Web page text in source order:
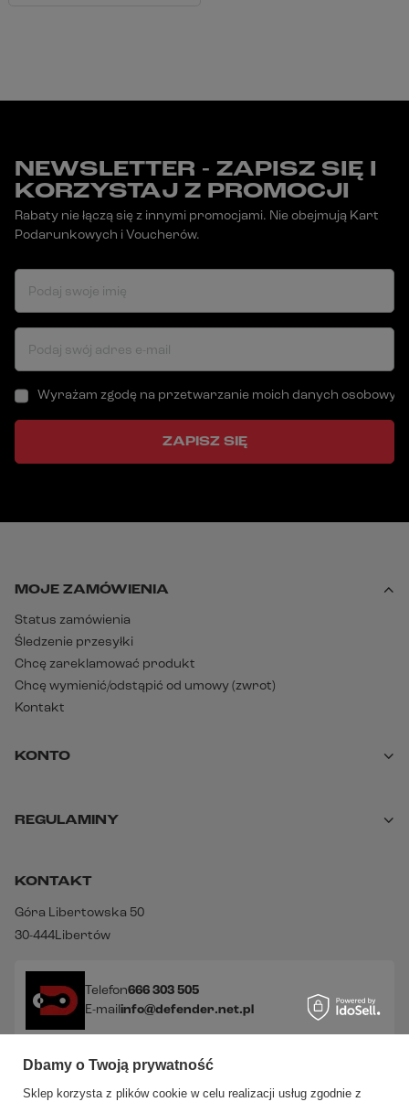
NEWSLETTER - ZAPISZ SIĘ I
KORZYSTAJ Z PROMOCJI
Rabaty nie łączą się z innymi promocjami. Nie obejmują Kart
Podarunkowych i Voucherów.
Podaj swoje imię
Podaj swój adres e-mail
Wyrażam zgodę na przetwarzanie moich danych
ZAPISZ SIĘ
MOJE ZAMÓWIENIA
Status zamówienia
Śledzenie przesyłki
Chcę zareklamować produkt
Chcę wymienić/odstąpić od umowy (zwrot)
Kontakt
KONTO
REGULAMINY
KONTAKT
Góra Libertowska 50
30-444Libertów
Telefon666 303 505
E-mailinfo@defender.net.pl
Dbamy o Twoją prywatność
Sklep korzysta z plików cookie w celu realizacji usług zgodnie z